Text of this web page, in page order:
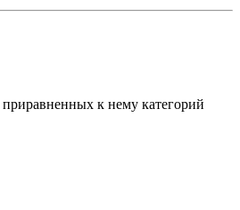
к нему категорий